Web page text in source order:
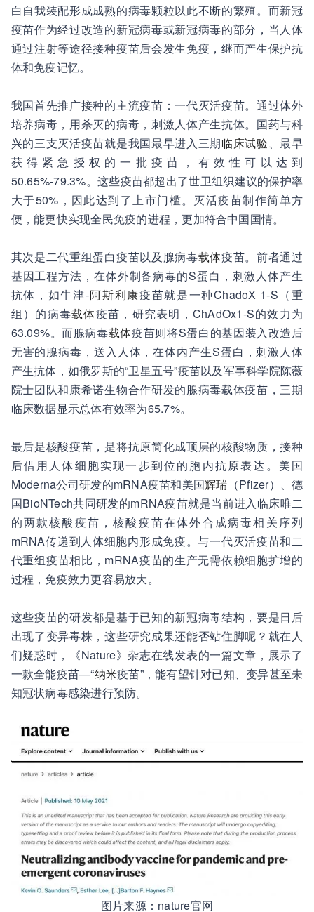
白自我装配形成成熟的病毒颗粒以此不断的繁殖。而新冠
疫苗作为经过改造的新冠病毒或新冠病毒的部分，当人体
通过注射等途径接种疫苗后会发生免疫，继而产生保护抗
体和免疫记忆。
我国首先推广接种的主流疫苗：一代灭活疫苗。通过体外
培养病毒，用杀灭的病毒，刺激人体产生抗体。国药与科
兴的三支灭活疫苗就是我国最早进入三期临床试验、最早
获得紧急授权的一批疫苗，有效性可以达到
50.65%-79.3%。这些疫苗都超出了世卫组织建议的保护率
大于50%，因此达到了上市门槛。灭活疫苗制作简单方
便，能更快实现全民免疫的进程，更加符合中国国情。
其次是二代重组蛋白疫苗以及腺病毒载体疫苗。前者通过
基因工程方法，在体外制备病毒的S蛋白，刺激人体产生
抗体，如牛津-阿斯利康疫苗就是一种ChadoX 1-S（重
组）的病毒载体疫苗，研究表明，ChAdOx1-S的效力为
63.09%。而腺病毒载体疫苗则将S蛋白的基因装入改造后
无害的腺病毒，送入人体，在体内产生S蛋白，刺激人体
产生抗体，如俄罗斯的“卫星五号”疫苗以及军事科学院陈薇
院士团队和康希诺生物合作研发的腺病毒载体疫苗，三期
临床数据显示总体有效率为65.7%。
最后是核酸疫苗，是将抗原简化成顶层的核酸物质，接种
后借用人体细胞实现一步到位的胞内抗原表达。美国
Moderna公司研发的mRNA疫苗和美国辉瑞 （Pfizer）、德
国BioNTech共同研发的mRNA疫苗就是当前进入临床唯二
的两款核酸疫苗，核酸疫苗在体外合成病毒相关序列
mRNA传递到人体细胞内形成免疫。与一代灭活疫苗和二
代重组疫苗相比，mRNA疫苗的生产无需依赖细胞扩增的
过程，免疫效力更容易放大。
这些疫苗的研发都是基于已知的新冠病毒结构，要是日后
出现了变异毒株，这些研究成果还能否站住脚呢？就在人
们疑惑时，《Nature》杂志在线发表的一篇文章，展示了
一款全能疫苗—“纳米疫苗”，能有望针对已知、变异甚至未
知冠状病毒感染进行预防。
图片来源：nature官网